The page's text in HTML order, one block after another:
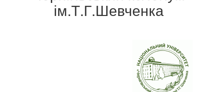
ім.Т.Г.Шевченка